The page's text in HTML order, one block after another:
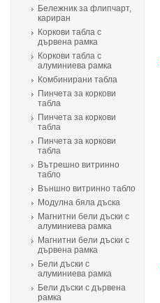
Бележник за флипчарт,
кариран
Коркови табла с
дървена рамка
Коркови табла с
алуминиева рамка
Комбинирани табла
Пинчета за коркови
табла
Пинчета за коркови
табла
Пинчета за коркови
табла
Вътрешно витринно
табло
Външно витринно табло
Модулна бяла дъска
Магнитни бели дъски с
алуминиева рамка
Магнитни бели дъски с
дървена рамка
Бели дъски с
алуминиева рамка
Бели дъски с дървена
рамка